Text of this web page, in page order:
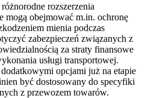
rozszerzenia
mogą obejmować m.in. ochronę
mienia podczas
zabezpieczeń związanych z
za straty finansowe
usługi transportowej.
opcjami już na etapie
być dostosowany do specyfiki
z przewozem towarów.